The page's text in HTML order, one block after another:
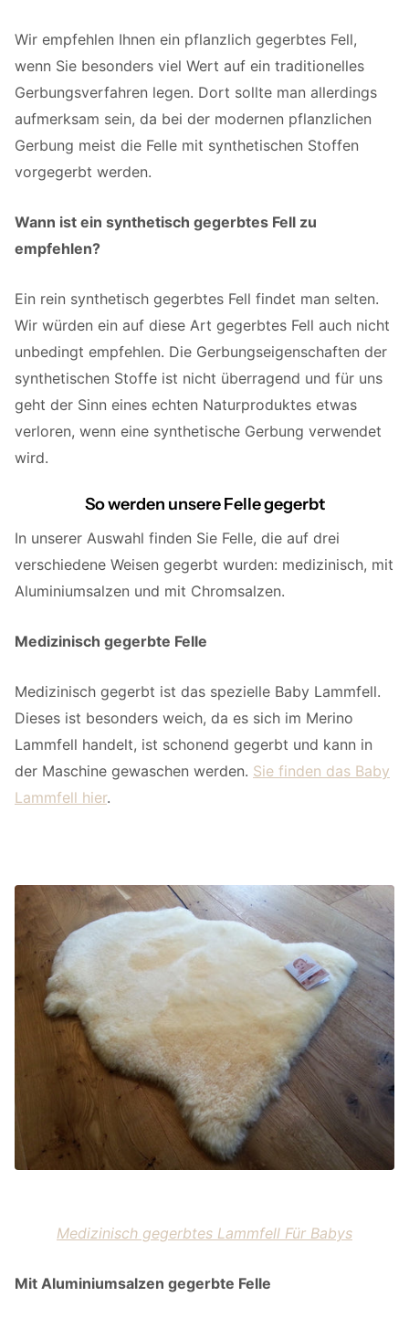
Wir empfehlen Ihnen ein pflanzlich gegerbtes Fell,
wenn Sie besonders viel Wert auf ein traditionelles
Gerbungsverfahren legen. Dort sollte man allerdings
aufmerksam sein, da bei der modernen pflanzlichen
Gerbung meist die Felle mit synthetischen Stoffen
vorgegerbt werden.
Wann ist ein synthetisch gegerbtes Fell zu
empfehlen?
Ein rein synthetisch gegerbtes Fell findet man selten.
Wir würden ein auf diese Art gegerbtes Fell auch nicht
unbedingt empfehlen. Die Gerbungseigenschaften der
synthetischen Stoffe ist nicht überragend und für uns
geht der Sinn eines echten Naturproduktes etwas
verloren, wenn eine synthetische Gerbung verwendet
wird.
So werden unsere Felle gegerbt
In unserer Auswahl finden Sie Felle, die auf drei
verschiedene Weisen gegerbt wurden: medizinisch, mit
Aluminiumsalzen und mit Chromsalzen.
Medizinisch gegerbte Felle
Medizinisch gegerbt ist das spezielle Baby Lammfell.
Dieses ist besonders weich, da es sich im Merino
Lammfell handelt, ist schonend gegerbt und kann in
der Maschine gewaschen werden. Sie finden das Baby
Lammfell hier.
Medizinisch gegerbtes Lammfell Für Babys
Mit Aluminiumsalzen gegerbte Felle